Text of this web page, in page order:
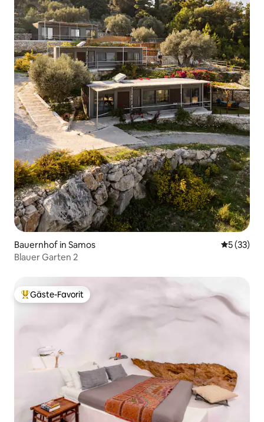
Bauernhof in Samos
5 (33)
Blauer Garten 2
Beliebter Gäste-Favorit.
Gäste-Favorit